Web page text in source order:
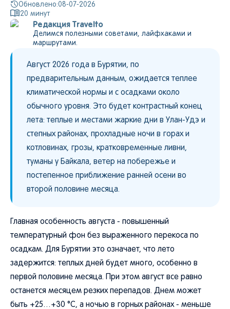
Обновлено:08-07-2026
20 минут
Редакция Travelto
Делимся полезными советами, лайфхаками и
маршрутами.
Август 2026 года в Бурятии, по
предварительным данным, ожидается теплее
климатической нормы и с осадками около
обычного уровня. Это будет контрастный конец
лета: теплые и местами жаркие дни в Улан-Удэ и
степных районах, прохладные ночи в горах и
котловинах, грозы, кратковременные ливни,
туманы у Байкала, ветер на побережье и
постепенное приближение ранней осени во
второй половине месяца.
Главная особенность августа - повышенный
температурный фон без выраженного перекоса по
осадкам. Для Бурятии это означает, что лето
задержится: теплых дней будет много, особенно в
первой половине месяца. При этом август все равно
останется месяцем резких перепадов. Днем может
быть +25…+30 °C, а ночью в горных районах - меньше